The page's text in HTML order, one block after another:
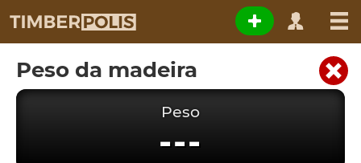
Peso da madeira
Peso
---